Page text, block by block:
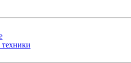
техники